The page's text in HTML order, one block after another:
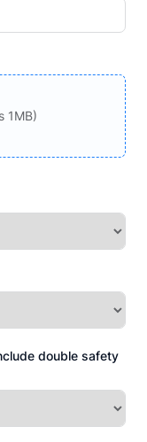
1MB)
double safety